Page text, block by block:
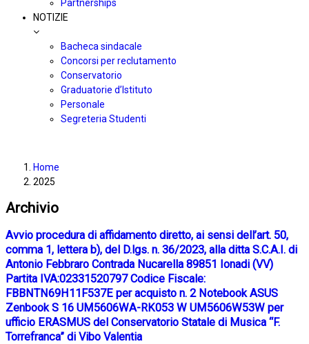
Partnerships
NOTIZIE
Bacheca sindacale
Concorsi per reclutamento
Conservatorio
Graduatorie d’Istituto
Personale
Segreteria Studenti
Home
2025
Archivio
Avvio procedura di affidamento diretto, ai sensi dell’art. 50,
comma 1, lettera b), del D.lgs. n. 36/2023, alla ditta S.C.A.I. di
Antonio Febbraro Contrada Nucarella 89851 Ionadi (VV)
Partita IVA:02331520797 Codice Fiscale:
FBBNTN69H11F537E per acquisto n. 2 Notebook ASUS
Zenbook S 16 UM5606WA-RK053 W UM5606W53W per
ufficio ERASMUS del Conservatorio Statale di Musica “F.
Torrefranca” di Vibo Valentia